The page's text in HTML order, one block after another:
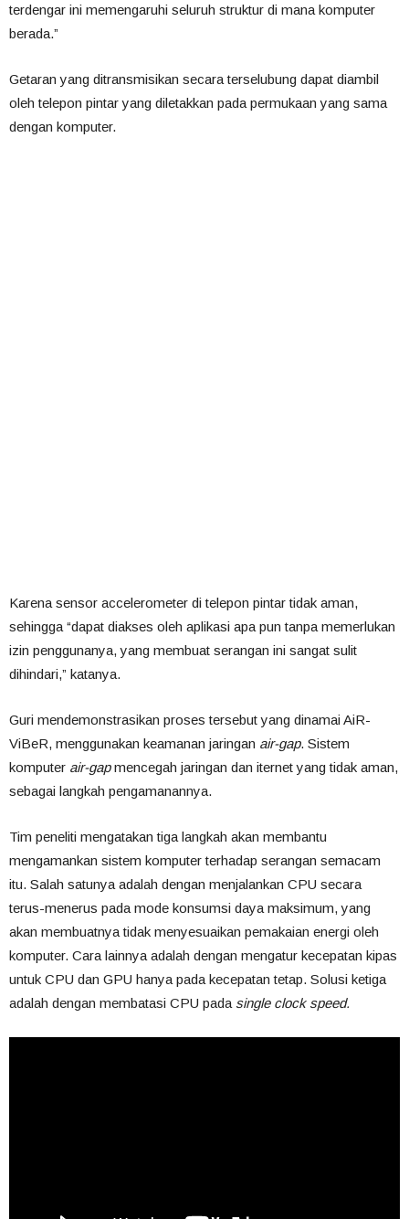
terdengar ini memengaruhi seluruh struktur di mana komputer
berada.”
Getaran yang ditransmisikan secara terselubung dapat diambil
oleh telepon pintar yang diletakkan pada permukaan yang sama
dengan komputer.
Karena sensor accelerometer di telepon pintar tidak aman,
sehingga “dapat diakses oleh aplikasi apa pun tanpa memerlukan
izin penggunanya, yang membuat serangan ini sangat sulit
dihindari,” katanya.
Guri mendemonstrasikan proses tersebut yang dinamai AiR-
ViBeR, menggunakan keamanan jaringan air-gap. Sistem
komputer air-gapmencegah jaringan dan iternet yang tidak aman,
sebagai langkah pengamanannya.
Tim peneliti mengatakan tiga langkah akan membantu
mengamankan sistem komputer terhadap serangan semacam
itu. Salah satunya adalah dengan menjalankan CPU secara
terus-menerus pada mode konsumsi daya maksimum, yang
akan membuatnya tidak menyesuaikan pemakaian energi oleh
komputer. Cara lainnya adalah dengan mengatur kecepatan kipas
untuk CPU dan GPU hanya pada kecepatan tetap. Solusi ketiga
adalah dengan membatasi CPU pada single clock speed.